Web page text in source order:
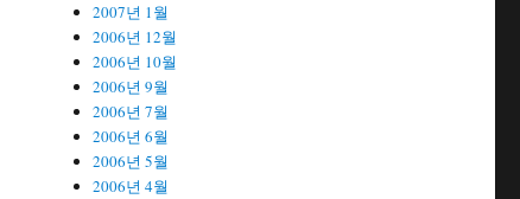
2007년 1월
2006년 12월
2006년 10월
2006년 9월
2006년 7월
2006년 6월
2006년 5월
2006년 4월